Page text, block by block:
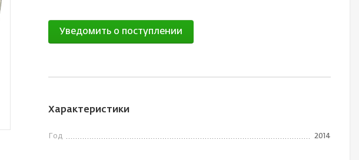
Уведомить о поступлении
Характеристики
Год 2014